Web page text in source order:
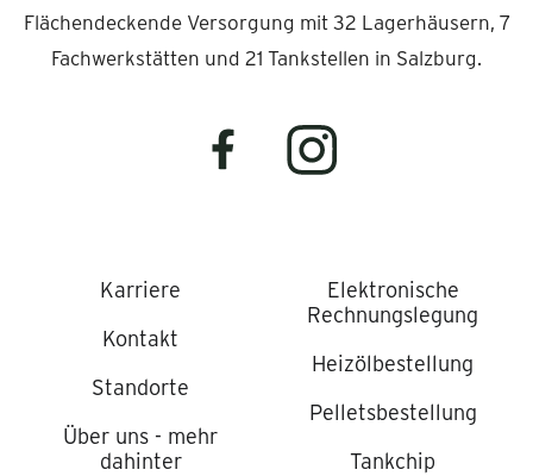
Flächendeckende Versorgung mit 32 Lagerhäusern, 7
Fachwerkstätten und 21 Tankstellen in Salzburg.
Karriere
Kontakt
Standorte
Über uns - mehr
dahinter
Elektronische
Rechnungslegung
Heizölbestellung
Pelletsbestellung
Tankchip